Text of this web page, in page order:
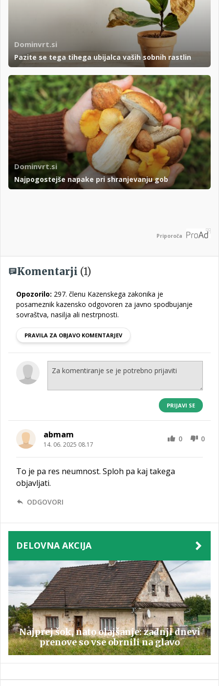
Dominvrt.si
Pazite se tega tihega ubijalca vaših sobnih rastlin
Dominvrt.si
Najpogostejše napake pri shranjevanju gob
Priporoča
Komentarji (1)
Opozorilo: 297. členu Kazenskega zakonika je
posameznik kazensko odgovoren za javno spodbujanje
sovraštva, nasilja ali nestrpnosti.
PRAVILA ZA OBJAVO KOMENTARJEV
PRIJAVI SE
abmam
14. 06. 2025 08.17
0 0
To je pa res neumnost. Sploh pa kaj takega
objavljati.
ODGOVORI
DELOVNA AKCIJA
Najprej šok, nato olajšanje: zadnji dnevi
prenove so vse obrnili na glavo